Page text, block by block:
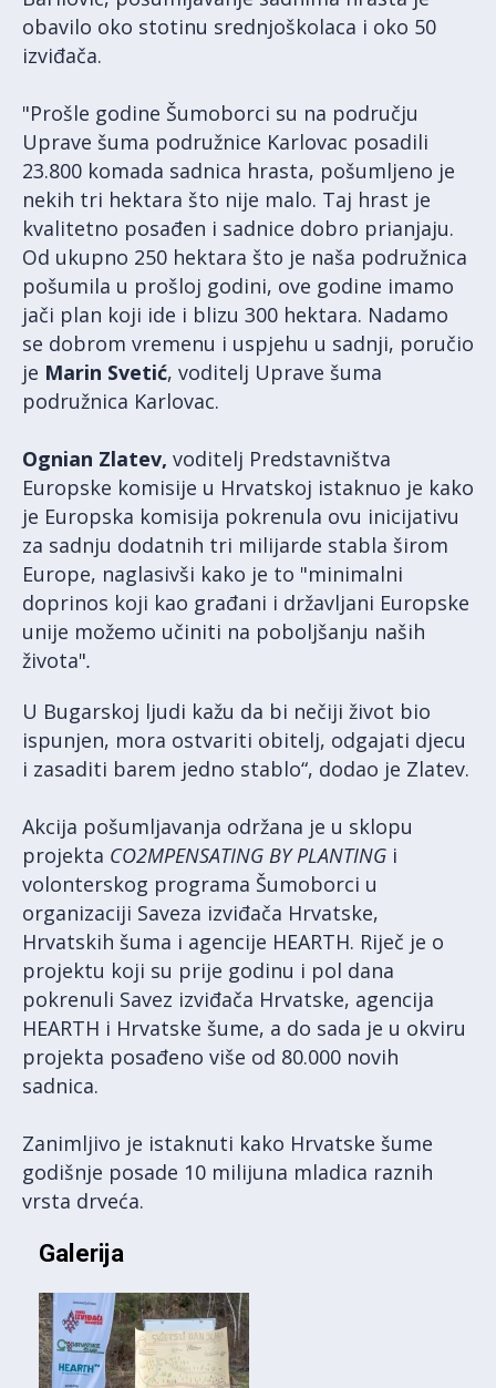
obavilo oko stotinu srednjoškolaca i oko 50
izviđača.
"Prošle godine Šumoborci su na području
Uprave šuma podružnice Karlovac posadili
23.800 komada sadnica hrasta, pošumljeno je
nekih tri hektara što nije malo. Taj hrast je
kvalitetno posađen i sadnice dobro prianjaju.
Od ukupno 250 hektara što je naša podružnica
pošumila u prošloj godini, ove godine imamo
jači plan koji ide i blizu 300 hektara. Nadamo
se dobrom vremenu i uspjehu u sadnji, poručio
je Marin Svetić, voditelj Uprave šuma
podružnica Karlovac.
Ognian Zlatev, voditelj Predstavništva
Europske komisije u Hrvatskoj istaknuo je kako
je Europska komisija pokrenula ovu inicijativu
za sadnju dodatnih tri milijarde stabla širom
Europe, naglasivši kako je to "minimalni
doprinos koji kao građani i državljani Europske
unije možemo učiniti na poboljšanju naših
života".
U Bugarskoj ljudi kažu da bi nečiji život bio
ispunjen, mora ostvariti obitelj, odgajati djecu
i zasaditi barem jedno stablo“, dodao je Zlatev.
Akcija pošumljavanja održana je u sklopu
projekta CO2MPENSATING BY PLANTING i
volonterskog programa Šumoborci u
organizaciji Saveza izviđača Hrvatske,
Hrvatskih šuma i agencije HEARTH. Riječ je o
projektu koji su prije godinu i pol dana
pokrenuli Savez izviđača Hrvatske, agencija
HEARTH i Hrvatske šume, a do sada je u okviru
projekta posađeno više od 80.000 novih
sadnica.
Zanimljivo je istaknuti kako Hrvatske šume
godišnje posade 10 milijuna mladica raznih
vrsta drveća.
Galerija